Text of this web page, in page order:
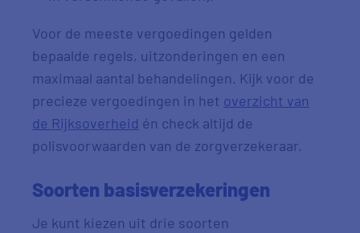
Voor de meeste vergoedingen gelden
bepaalde regels, uitzonderingen en een
maximaal aantal behandelingen. Kijk voor de
precieze vergoedingen in het overzicht van
de Rijksoverheid én check altijd de
polisvoorwaarden van de zorgverzekeraar.
Soorten basisverzekeringen
Je kunt kiezen uit drie soorten